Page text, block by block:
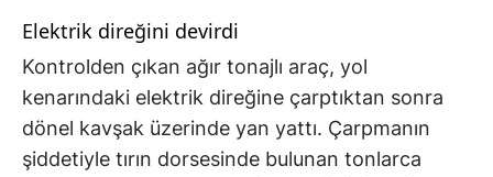
Elektrik direğini devirdi
Kontrolden çıkan ağır tonajlı araç, yol
kenarındaki elektrik direğine çarptıktan sonra
dönel kavşak üzerinde yan yattı. Çarpmanın
şiddetiyle tırın dorsesinde bulunan tonlarca